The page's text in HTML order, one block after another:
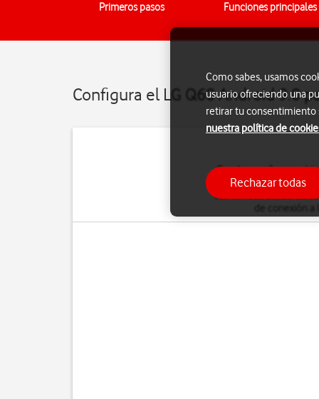
Primeros pasos Funciones principales
Configura el LG Q60 Android 9.0
Puedes configurar el
cuenta POP3 se
tus correos desde
Como sabes, usamos
usuario ofreciendo una
retirar tu consentimiento
nuestra política de
Rechazar todas